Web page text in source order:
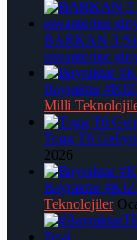
BARKAN 3
envanterine
Bayraktar
Milli
Togg T6
2026
Bayraktar
Teknolojiler